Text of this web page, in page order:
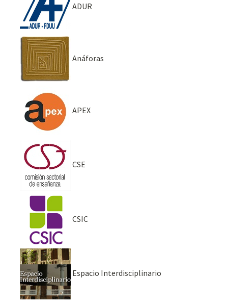
ADUR
Anáforas
APEX
CSE
CSIC
Espacio Interdisciplinario